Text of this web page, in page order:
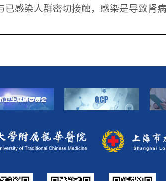
感染人群密切接触，感染是导致肾